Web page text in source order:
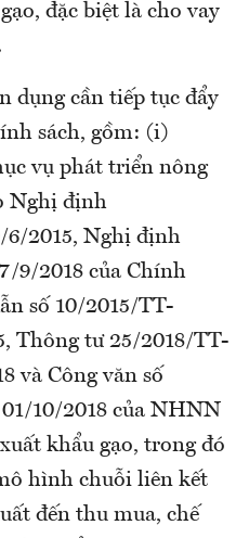
đặc biệt là cho vay
dụng cần tiếp tục đẩy
sách, gồm: (i)
vụ phát triển nông
Nghị định
6/2015, Nghị định
9/2018 của Chính
số 10/2015/TT-
Thông tư 25/2018/TT-
và Công văn số
10/2018 của NHNN
khẩu gạo, trong đó
hình chuỗi liên kết
đến thu mua, chế